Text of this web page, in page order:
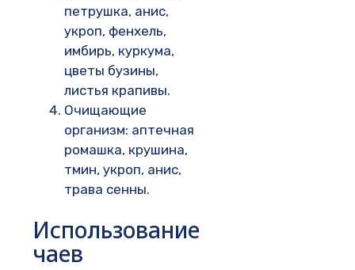
петрушка, анис,
укроп, фенхель,
имбирь, куркума,
цветы бузины,
листья крапивы.
Очищающие
организм: аптечная
ромашка, крушина,
тмин, укроп, анис,
трава сенны.
Использование
чаев